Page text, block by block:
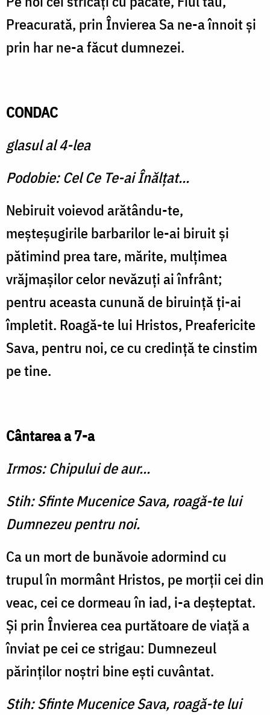
Preacurată, prin Învierea Sa ne-a înnoit şi
prin har ne-a făcut dumnezei.
CONDAC
glasul al 4-lea
Podobie: Cel Ce Te-ai Înălţat...
Nebiruit voievod arătându-te,
meşteşugirile barbarilor le-ai biruit şi
pătimind prea tare, mărite, mulţimea
vrăjmaşilor celor nevăzuţi ai înfrânt;
pentru aceasta cunună de biruinţă ţi-ai
împletit. Roagă-te lui Hristos, Preafericite
Sava, pentru noi, ce cu credinţă te cinstim
pe tine.
Cântarea a 7-a
Irmos: Chipului de aur...
Stih: Sfinte Mucenice Sava, roagă-te lui
Dumnezeu pentru noi.
Ca un mort de bunăvoie adormind cu
trupul în mor­mânt Hristos, pe morţii cei din
veac, cei ce dormeau în iad, i-a deşteptat.
Şi prin Învierea cea purtătoare de viaţă a
înviat pe cei ce strigau: Dumnezeul
părinţilor noştri bine eşti cuvântat.
Stih: Sfinte Mucenice Sava, roagă-te lui